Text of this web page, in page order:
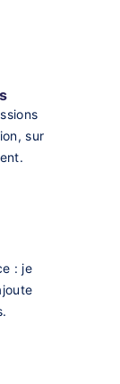
sur
: je